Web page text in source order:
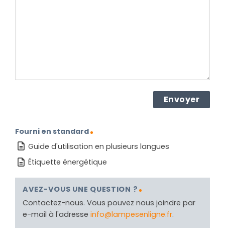
Fourni en standard
Guide d'utilisation en plusieurs langues
Étiquette énergétique
AVEZ-VOUS UNE QUESTION ?
Contactez-nous. Vous pouvez nous joindre par
e-mail à l'adresse info@lampesenligne.fr.